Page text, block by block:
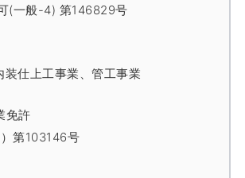
(一般-4) 第146829号
装仕上工事業、管工事業
免許
第103146号